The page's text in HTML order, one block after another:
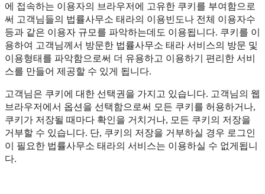
에 접속하는 이용자의 브라우저에 고유한 쿠키를 부여함으로
써 고객님들의 법률사무소 태라의 이용빈도나 전체 이용자수
등과 같은 이용자 규모를 파악하는데도 이용됩니다. 쿠키를 이
용하여 고객님께서 방문한 법률사무소 태라 서비스의 방문 및
이용형태를 파악함으로써 더 유용하고 이용하기 편리한 서비
스를 만들어 제공할 수 있게 됩니다.
고객님은 쿠키에 대한 선택권을 가지고 있습니다. 고객님의 웹
브라우저에서 옵션을 선택함으로써 모든 쿠키를 허용하거나,
쿠키가 저장될 때마다 확인을 거치거나, 모든 쿠키의 저장을
거부할 수 있습니다. 단, 쿠키의 저장을 거부하실 경우 로그인
이 필요한 법률사무소 태라의 서비스는 이용하실 수 없게됩니
다.